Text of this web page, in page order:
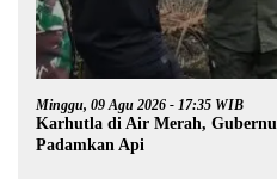
Minggu, 09 Agu 2026 - 17:35 WIB
Karhutla di Air Merah,
Padamkan Api